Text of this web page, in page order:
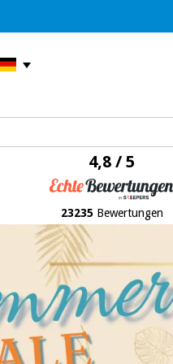
4,8 / 5
23235 Bewertungen